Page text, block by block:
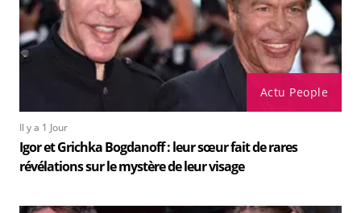
Actu People
Il y a 1 Jour
Igor et Grichka Bogdanoff : leur sœur fait de rares
révélations sur le mystère de leur visage